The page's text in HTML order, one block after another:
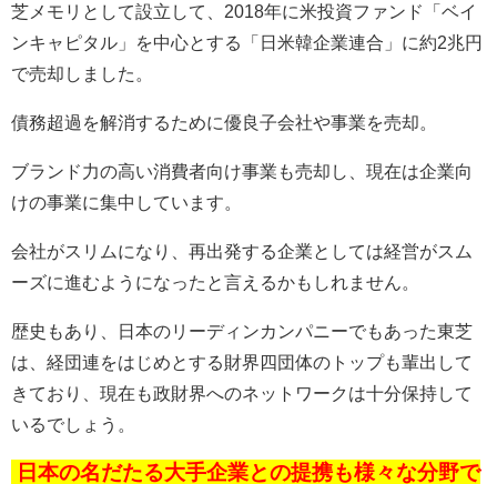
芝メモリとして設立して、 2018年に米投資ファンド「ベイ
ンキャピタル」を中心とする「日米韓企業連合」に約2兆円
で売却しました。
債務超過を解消するために優良子会社や事業を売却。
ブランド力の高い消費者向け事業も売却し、現在は企業向
けの事業に集中しています。
会社がスリムになり、再出発する企業としては経営がスム
ーズに進むようになったと言えるかもしれません。
歴史もあり、日本のリーディンカンパニーでもあった東芝
は、経団連をはじめとする財界四団体のトップも輩出して
きており、現在も政財界へのネットワークは十分保持して
いるでしょう。
日本の名だたる大手企業との提携も様々な分野で